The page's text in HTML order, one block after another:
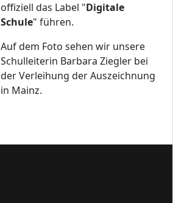
offiziell das Label "Digitale
Schule" führen.
Auf dem Foto sehen wir unsere
Schulleiterin Barbara Ziegler bei
der Verleihung der Auszeichnung
in Mainz.